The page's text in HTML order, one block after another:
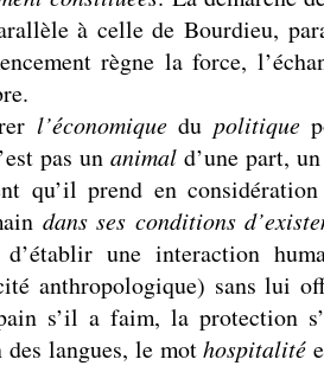
à celle de Bourdieu,
règne la force,
l’économiquedu politique
pas un animal d’une part,
qu’il prend en
dans ses conditions
une interaction
anthropologique) sans lui
s’il a faim, la protection
des langues, le mothospitalité